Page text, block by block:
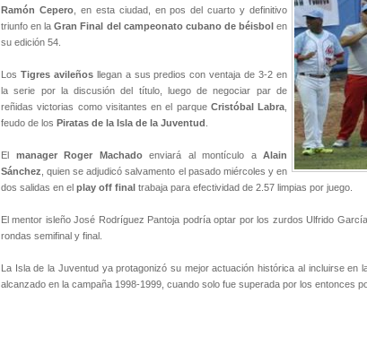
Ramón Cepero, en esta ciudad, en pos del cuarto y definitivo
triunfo en laGran Final del campeonato cubano de béisbolen
su edición 54.
Los Tigres avileñosllegan a sus predios con ventaja de 3-2 en
la serie por la discusión del título, luego de negociar par de
reñidas victorias como visitantes en el parque Cristóbal Labra
feudo de los Piratas de la Isla de la Juventud
El manager Roger Machadoenviará al montículo a Alain
Sánchez , quien se adjudicó salvamento el pasado miércoles y en
dos salidas en el play off final trabaja para efectividad de 2.57 limpias por juego.
El mentor isleño José Rodríguez Pantoja podría optar por los zurdos Ulfrido
rondas semifinal y final.
La Isla de la Juventud ya protagonizó su mejor actuación histórica al incluirse en
alcanzado en la campaña 1998-1999, cuando solo fue superada por los entonces